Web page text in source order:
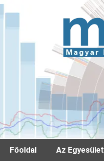
Főoldal Az Egyesület